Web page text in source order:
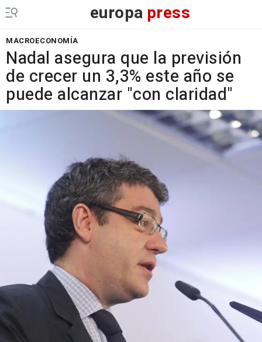
europa press
MACROECONOMÍA
Nadal asegura que la previsión
de crecer un 3,3% este año se
puede alcanzar "con claridad"